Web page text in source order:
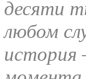
десяти
любом
история